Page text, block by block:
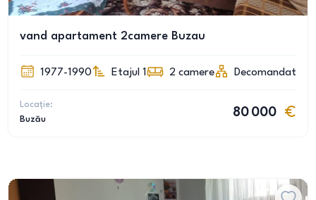
vand apartament 2camere Buzau
1977-1990 Etajul 1 2 camere Decomandat
Locație:
Buzău
80 000